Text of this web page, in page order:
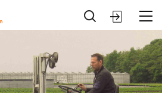
Sluiten